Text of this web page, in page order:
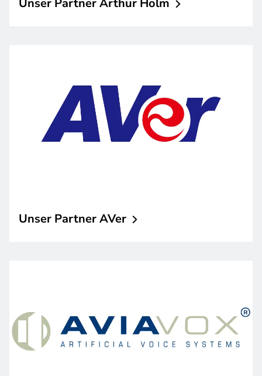
Unser Partner Arthur Holm
Unser PartnerAVer